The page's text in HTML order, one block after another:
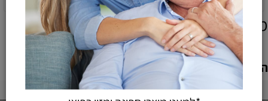
מוצרים אחרונים שנצפו
הוספת חוות דעת
*למעט מוצרי ספיגה ומזון רפואי